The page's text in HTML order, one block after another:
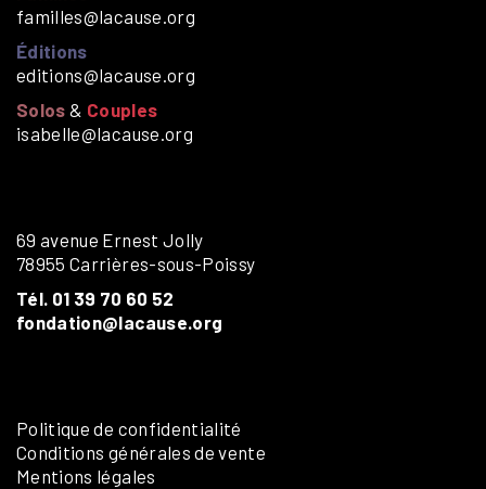
familles@lacause.org
Éditions
editions@lacause.org
Solos & Couples
isabelle@lacause.org
69 avenue Ernest Jolly
78955 Carrières-sous-Poissy
Tél. 01 39 70 60 52
fondation@lacause.org
Politique de confidentialité
Conditions générales de vente
Mentions légales